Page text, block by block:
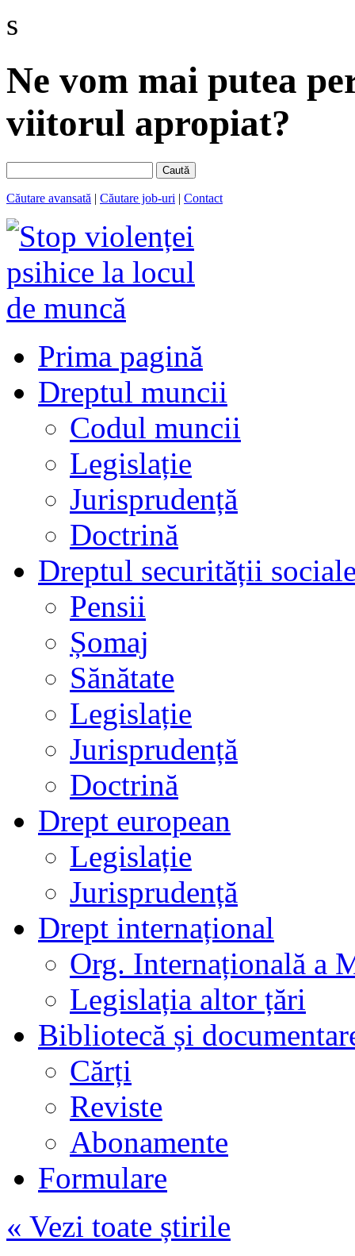
s
Ne vom mai putea
viitorul apropiat?
Caută
Căutare avansată | Căutare job-uri | Contact
Prima pagină
Dreptul muncii
Codul muncii
Legislație
Jurisprudență
Doctrină
Dreptul securității
Pensii
Șomaj
Sănătate
Legislație
Jurisprudență
Doctrină
Drept european
Legislație
Jurisprudență
Drept internațional
Org. Internațională a
Legislația altor țări
Bibliotecă și
Cărți
Reviste
Abonamente
Formulare
« Vezi toate știrile